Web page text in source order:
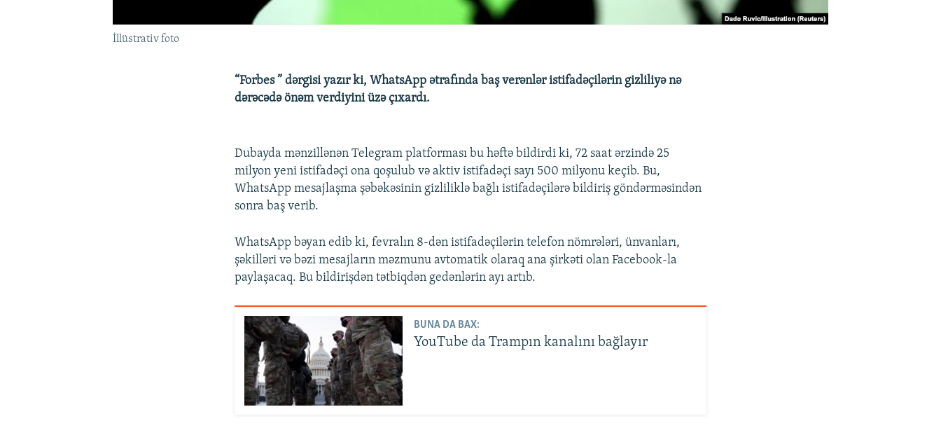
İllüstrativ foto
“Forbes ” dərgisi yazır ki, WhatsApp ətrafında baş verənlər istifadəçilərin gizliliyə nə
dərəcədə önəm verdiyini üzə çıxardı.
Dubayda mənzillənən Telegram platforması bu həftə bildirdi ki, 72 saat ərzində 25
milyon yeni istifadəçi ona qoşulub və aktiv istifadəçi sayı 500 milyonu keçib. Bu,
WhatsApp mesajlaşma şəbəkəsinin gizliliklə bağlı istifadəçilərə bildiriş göndərməsindən
sonra baş verib.
WhatsApp bəyan edib ki, fevralın 8-dən istifadəçilərin telefon nömrələri, ünvanları,
şəkilləri və bəzi mesajların məzmunu avtomatik olaraq ana şirkəti olan Facebook-la
paylaşacaq. Bu bildirişdən tətbiqdən gedənlərin ayı artıb.
BUNA DA BAX:
YouTube da Trampın kanalını bağlayır